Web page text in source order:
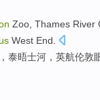
Zoo Thames River
West End.
， 泰晤士河 ，英航伦敦